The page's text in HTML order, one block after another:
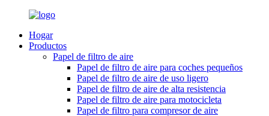
Hogar
Productos
Papel de filtro de aire
Papel de filtro de aire para coches pequeños
Papel de filtro de aire de uso ligero
Papel de filtro de aire de alta resistencia
Papel de filtro de aire para motocicleta
Papel de filtro para compresor de aire